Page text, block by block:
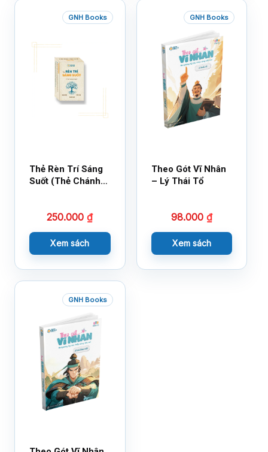
GNH Books
Thẻ Rèn Trí Sáng
Suốt (Thẻ Chánh
250.000₫
Xem sách
GNH Books
Theo Gót Vĩ Nhân
– Lý Thái Tổ
98.000 ₫
Xem sách
GNH Books